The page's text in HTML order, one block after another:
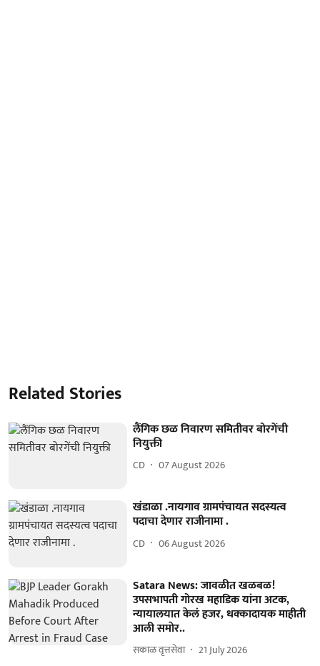
Related Stories
लैंगिक छळ निवारण समितीवर बोरगेंची
नियुक्ती
CD 07 August 2026
खंडाळा .नायगाव ग्रामपंचायत सदस्यत्व
पदाचा देणार राजीनामा .
CD 06 August 2026
Satara News: जावळीत खळबळ!
उपसभापती गोरख महाडिक यांना अटक,
न्यायालयात केलं हजर, धक्कादायक माहीती
आली समाेर..
सकाळ वृत्तसेवा 21 July 2026